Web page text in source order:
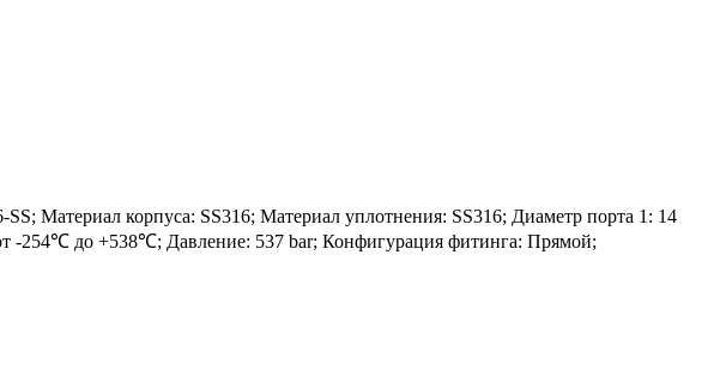
Материал корпуса: SS316; Материал уплотнения: SS316; Диаметр порта 1: 14
-254℃ до +538℃; Давление: 537 bar; Конфигурация фитинга: Прямой;